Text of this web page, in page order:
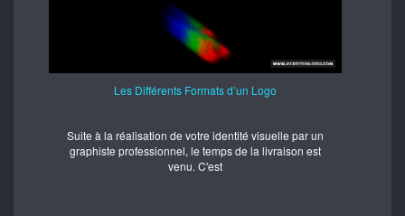
Les Différents Formats d’un Logo
Suite à la réalisation de votre identité visuelle par un
graphiste professionnel, le temps de la livraison est
venu. C'est